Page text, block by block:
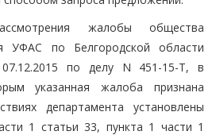
жалобы общества
УФАС по Белгородской области
по делу N 451-15-Т, в
указанная жалоба признана
департамента установлены
1 статьи 33, пункта 1 части 1